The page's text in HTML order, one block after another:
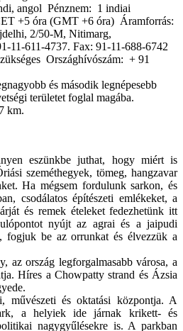
angol Pénznem: 1 indiai
+5 óra (GMT +6 óra) Áramforrás:
2/50-M, Nitimarg,
11-611-4737. Fax: 91-11-688-6742
Országhívószám: + 91
és második legnépesebb
területet foglal magába.
km.
eszünkbe juthat, hogy miért is
szeméthegyek, tömeg, hangzavar
Ha mégsem fordulunk sarkon, és
csodálatos építészeti emlékeket, a
és remek ételeket fedezhetünk itt
nyújt az agrai és a jaipudi
fogjuk be az orrunkat és élvezzük a
az ország legforgalmasabb városa, a
Híres a Chowpatty strand és Ázsia
művészeti és oktatási központja. A
a helyiek ide járnak krikett- és
nagygyűlésekre is. A parkban